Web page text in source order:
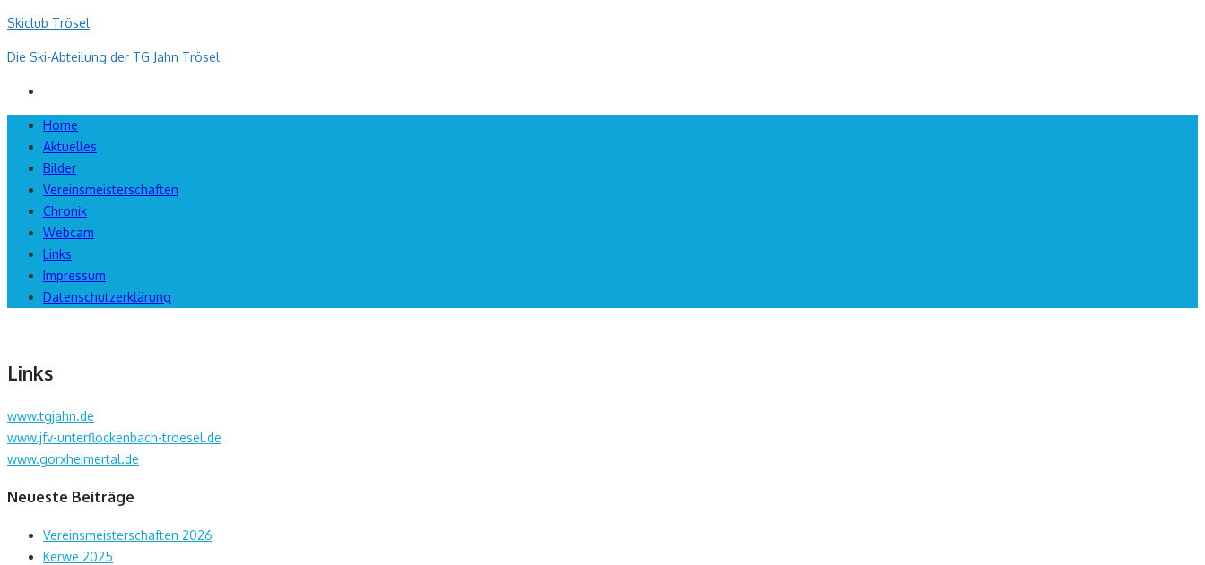
Skip
content
Skiclub Trösel
Die Ski-Abteilung der TG Jahn Trösel
Home
Aktuelles
Bilder
Vereinsmeisterschaften
Chronik
Webcam
Links
Impressum
Datenschutzerklärung
Links
www.tgjahn.de
www.jfv-unterflockenbach-troesel.de
www.gorxheimertal.de
Neueste Beiträge
Vereinsmeisterschaften 2026
Kerwe 2025